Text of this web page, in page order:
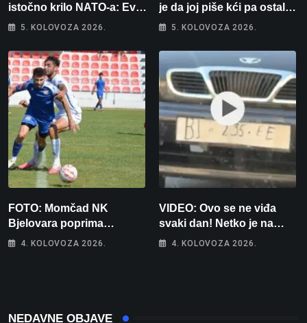
istočno krilo NATO-a: Evo
kamo odlazi 82 hrvatska
5. KOLOVOZA 2026.
je da joj piše kći pa ostala
bez 1000 eura
5. KOLOVOZA 2026.
FOTO: Momčad NK
Bjelovara poprima
jesenski izgled
4. KOLOVOZA 2026.
VIDEO: Ovo se ne viđa
svaki dan! Netko je na
auto stavio – ručno
4. KOLOVOZA 2026.
NEDAVNE OBJAVE